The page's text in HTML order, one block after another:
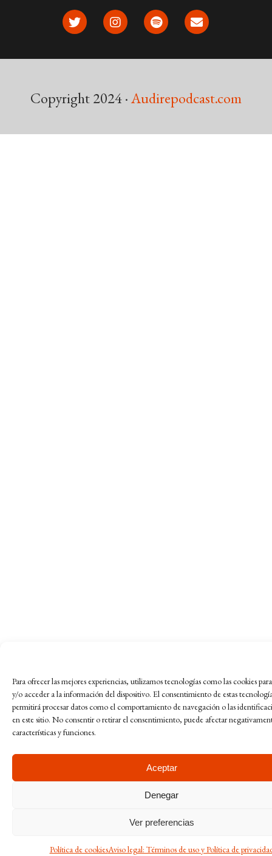
Para ofrecer las mejores experiencias, utilizamos tecnologías como las cookies
y/o acceder a la información del dispositivo. El consentimiento de estas
permitirá procesar datos como el comportamiento de navegación o las
en este sitio. No consentir o retirar el consentimiento, puede afectar
características y funciones.
Aceptar
Denegar
Ver preferencias
Política de cookiesAviso legal: Términos de uso y Política de
Copyright 2024 ·Audirepodcast.com